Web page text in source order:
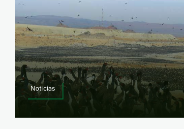
Noticias